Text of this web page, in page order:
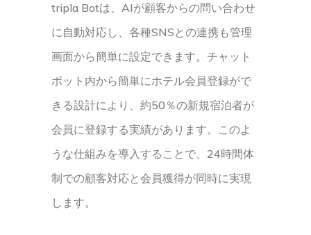
tripla Botは、AIが顧客からの問い合わせ
に自動対応し、各種SNSとの連携も管理
画面から簡単に設定できます。チャット
ボット内から簡単にホテル会員登録がで
きる設計により、約50％の新規宿泊者が
会員に登録する実績があります。このよ
うな仕組みを導入することで、24時間体
制での顧客対応と会員獲得が同時に実現
します。